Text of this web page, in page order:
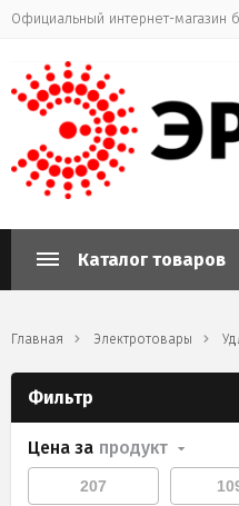
Официальный интернет-магазин
Каталог товаров
Главная Электротовары
Фильтр
Цена за продукт